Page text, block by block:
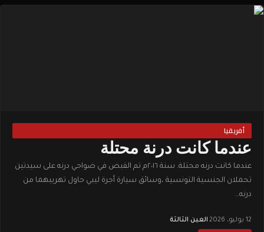
أفريقيا
عندما كانت درنة محتلة
عندما كانت درنه محتلة. سنة ٢٠١٦م تم القبض في ضواحي درنه على سيدتين
تحملان الجنسية التونسية ،وسائق سيارة أجرة ليبي حاول تهريبهما من
درنه…
12 يوليو، 2026 العين الثالثة